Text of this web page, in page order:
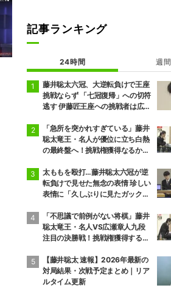
記事ランキング
24時間 週間
藤井聡太六冠、大逆転負けで王座
挑戦ならず 「七冠復帰」への切符
逃す 伊藤匠王座への挑戦者は広瀬
「急所を突かれすぎている」藤井
聡太竜王・名人が優位に立ち白熱
の最終盤へ！挑戦権獲得なるか、
座戦
太ももを殴打…藤井聡太六冠が逆
転負けで見せた無念の表情 珍しい
表情に「久しぶりに見たガック
「不思議で前例がない将棋」藤井
聡太竜王・名人VS広瀬章人九段
注目の決勝戦！挑戦権獲得するの
【藤井聡太 速報】2026年最新の
対局結果・次戦予定まとめ｜リア
ルタイム更新